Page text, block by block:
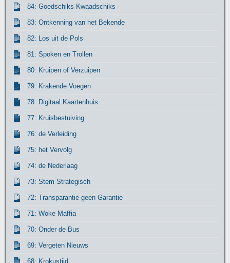
84: Goedschiks Kwaadschiks
83: Ontkenning van het Bekende
82: Los uit de Pols
81: Spoken en Trollen
80: Kruipen of Verzuipen
79: Krakende Voegen
78: Digitaal Kaartenhuis
77: Kruisbestuiving
76: de Verleiding
75: het Vervolg
74: de Nederlaag
73: Stem Strategisch
72: Transparantie geen Garantie
71: Woke Maffia
70: Onder de Bus
69: Vergeten Nieuws
68: Krokustijd